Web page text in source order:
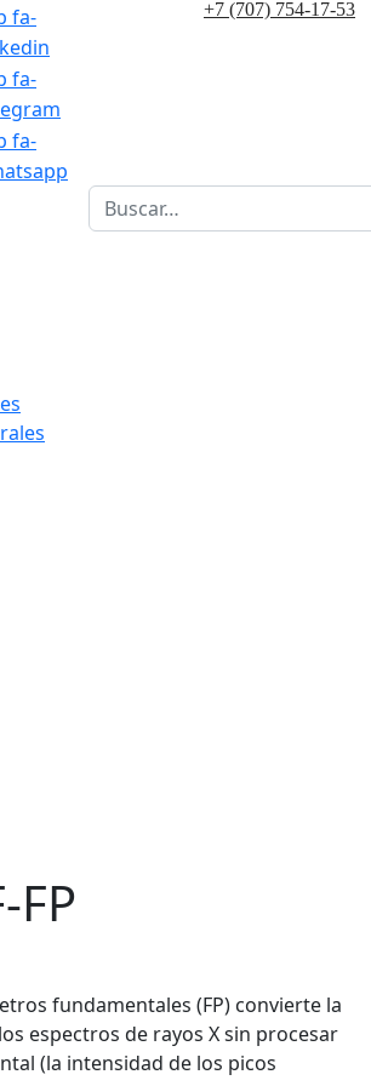
fa-
fa-
fa-
+7 (707) 754-17-53
1
fundamentales (FP) convierte la
espectros de rayos X sin procesar
(la intensidad de los picos